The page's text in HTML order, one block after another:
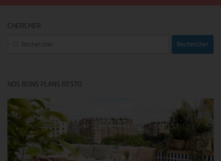
CHERCHER
Rechercher :
NOS BONS PLANS RESTO